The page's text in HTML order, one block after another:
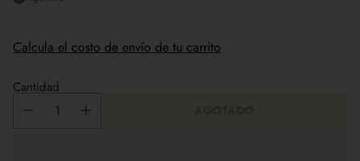
Calcula el costo de envío de tu carrito
Cantidad